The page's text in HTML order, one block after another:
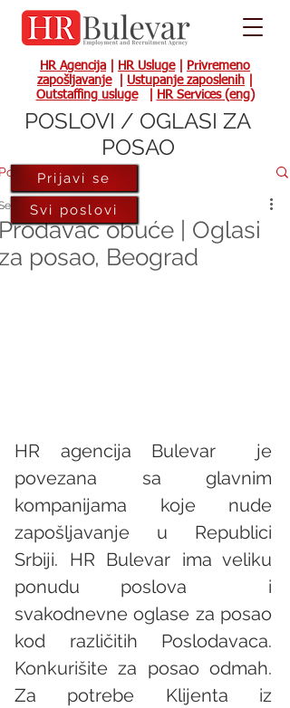
HR Agencija HR Usluge|
Privremeno
zapošljavanje| Ustupanje zaposlenih
Outstaffing usluge| HR Services (eng)
obuće | Oglasi
posao, Beograd
5, 2022
HR agencija Bulevar  je
povezana sa glavnim
kompanijama koje nude
zapošljavanje u Republici
Srbiji. HR Bulevar ima veliku
ponudu poslova  i
svakodnevne oglase za posao
kod različitih Poslodavaca.
Konkurišite za posao odmah.
Za potrebe Klijenta iz
Prijavi se
Svi poslovi
POSLOVI / OGLASI ZA
POSAO